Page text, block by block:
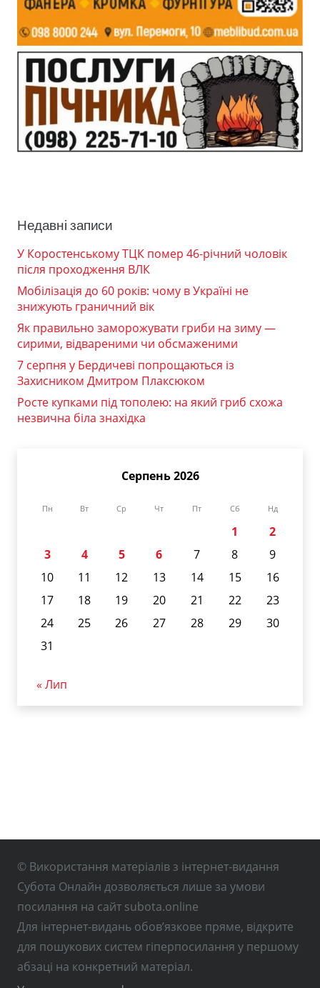
Недавні записи
У Коростенському ТЦК помер 46-річний чоловік
після проходження ВЛК
Мобілізація до 60 років: чому в Україні не
знижують граничний вік
Як правильно заморожувати гриби на зиму —
сирими, відвареними чи обсмаженими
7 серпня у Бердичеві попрощаються із
Захисником Дмитром Плаксюком
Росте купками під тополею: на який гриб схожа
незвична біла знахідка
Серпень 2026
Пн Вт Ср Чт Пт Сб Нд
1
2
3
4 5 6 7 8
9
10
11 12 13 14 15
16
17
18 19 20 21 22
23
24
25 26 27 28 29
30
31
« Лип
© Використання матеріалів з інтернет-видання
Субота Онлайн дозволяється лише за умови
посилання на сайт subota.online
Для інтернет-видань обов’язкове пряме, відкрите
для пошукових систем гіперпосилання у першому
абзаці на конкретний матеріал.